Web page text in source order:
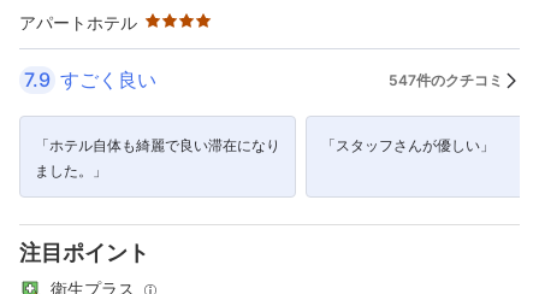
アパートホテル
7.9 すごく良い 547件のクチコミ
「ホテル自体も綺麗で良い滞在になり
ました。」
「スタッフさんが優しい」
注目ポイント
衛生プラス